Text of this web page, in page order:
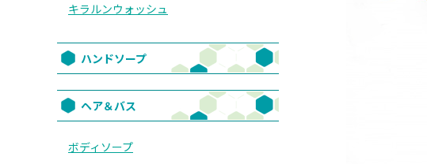
キラルンウォッシュ
ハンドソープ
ヘア＆バス
ボディソープ